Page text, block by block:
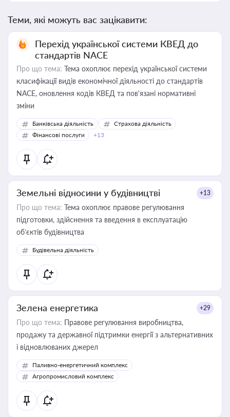
Теми, які можуть вас зацікавити:
Перехід української системи КВЕД до
стандартів NACE
Про що тема: Тема охоплює перехід української системи
класифікації видів економічної діяльності до стандартів
NACE, оновлення кодів КВЕД та пов'язані нормативні
зміни
Банківська діяльність
Страхова діяльність
Фінансові послуги
+13
Земельні відносини у будівництві +13
Про що тема: Тема охоплює правове регулювання
підготовки, здійснення та введення в експлуатацію
об’єктів будівництва
Будівельна діяльність
Зелена енергетика +29
Про що тема: Правове регулювання виробництва,
продажу та державної підтримки енергії з альтернативних
і відновлюваних джерел
Паливно-енергетичний комплекс
Агропромисловий комплекс